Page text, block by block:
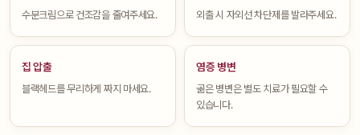
수분크림으로 건조감을 줄여주세요. 외출 시 자외선 차단제를 발라주세요.
집 압출
블랙헤드를 무리하게 짜지 마세요.
염증 병변
곪은 병변은 별도 치료가 필요할 수
있습니다.